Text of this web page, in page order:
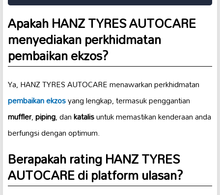
Apakah HANZ TYRES AUTOCARE
menyediakan perkhidmatan
pembaikan ekzos?
Ya, HANZ TYRES AUTOCARE menawarkan perkhidmatan
pembaikan ekzosyang lengkap, termasuk penggantian
muffler,piping, dankatalisuntuk memastikan kenderaan anda
berfungsi dengan optimum.
Berapakah rating HANZ TYRES
AUTOCARE di platform ulasan?